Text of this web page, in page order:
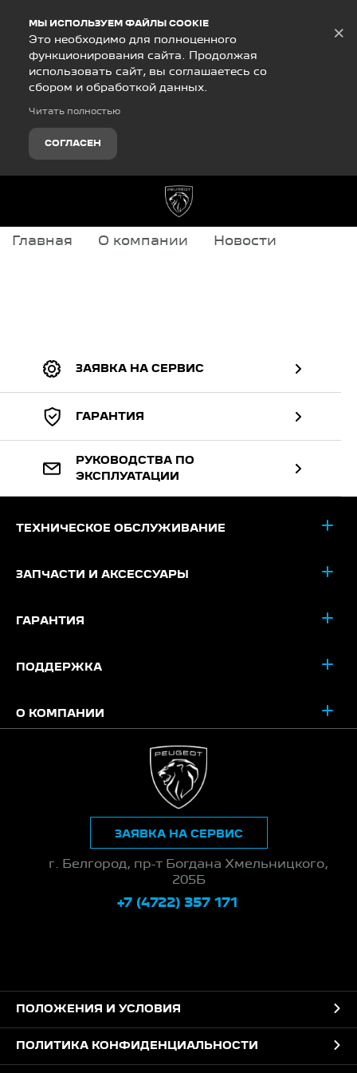
МЫ ИСПОЛЬЗУЕМ ФАЙЛЫ COOKIE
Это необходимо для полноценного
функционирования сайта. Продолжая
использовать сайт, вы соглашаетесь со
сбором и обработкой данных.
Читать полностью
СОГЛАСЕН
×
Главная О компании Новости
ЗАЯВКА НА СЕРВИС
ГАРАНТИЯ
РУКОВОДСТВА ПО
ЭКСПЛУАТАЦИИ
ТЕХНИЧЕСКОЕ ОБСЛУЖИВАНИЕ
ЗАПЧАСТИ И АКСЕССУАРЫ
ГАРАНТИЯ
ПОДДЕРЖКА
О КОМПАНИИ
г. Белгород, пр-т Богдана Хмельницкого,
205Б
+7 (4722) 357 171
ЗАЯВКА НА СЕРВИС
ПОЛОЖЕНИЯ И УСЛОВИЯ
ПОЛИТИКА КОНФИДЕНЦИАЛЬНОСТИ